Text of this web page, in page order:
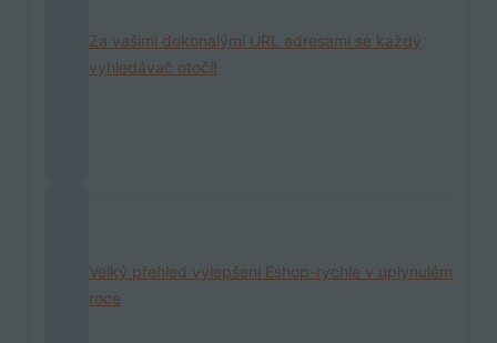
Za vašimi dokonalými URL adresami se každý
vyhledávač otočí!
Velký přehled vylepšení Eshop-rychle v uplynulém
roce